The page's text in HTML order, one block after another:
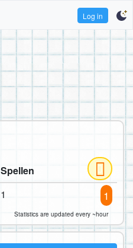
Log in
Spellen
1 1
Statistics are updated every ~hour